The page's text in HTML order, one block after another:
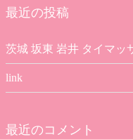
最近の投稿
茨城 坂東 岩井 タイマッ
link
最近のコメント